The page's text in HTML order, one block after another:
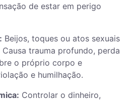
de estar em perigo
Beijos, toques ou atos sexuais
trauma profundo, perda
o próprio corpo e
e humilhação.
Controlar o dinheiro,